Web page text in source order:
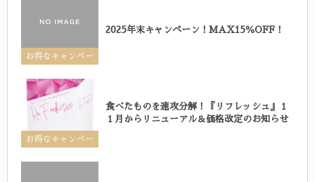
お得なキャンペー
2025年末キャンペーン！MAX15％OFF！
お得なキャンペー
食べたものを速攻分解！『リフレッシュ』１
１月からリニューアル＆価格改定のお知らせ